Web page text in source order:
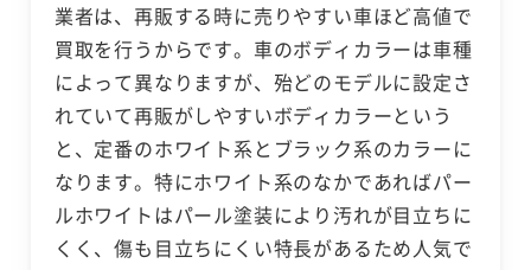
業者は、再販する時に売りやすい車ほど高値で
買取を行うからです。車のボディカラーは車種
によって異なりますが、殆どのモデルに設定さ
れていて再販がしやすいボディカラーという
と、定番のホワイト系とブラック系のカラーに
なります。特にホワイト系のなかであればパー
ルホワイトはパール塗装により汚れが目立ちに
くく、傷も目立ちにくい特長があるため人気で